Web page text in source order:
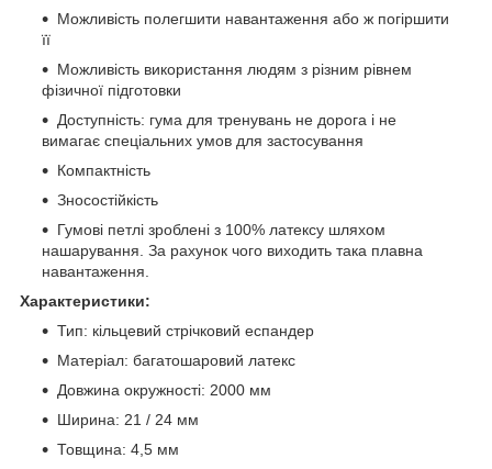
Можливість полегшити навантаження або ж погіршити
її
Можливість використання людям з різним рівнем
фізичної підготовки
Доступність: гума для тренувань не дорога і не
вимагає спеціальних умов для застосування
Компактність
Зносостійкість
Гумові петлі зроблені з 100% латексу шляхом
нашарування. За рахунок чого виходить така плавна
навантаження.
Характеристики:
Тип: кільцевий стрічковий еспандер
Матеріал: багатошаровий латекс
Довжина окружності: 2000 мм
Ширина: 21 / 24 мм
Товщина: 4,5 мм